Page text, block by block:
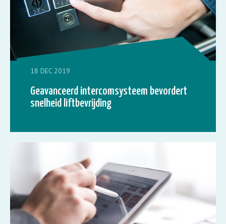
18 DEC 2019
Geavanceerd intercomsysteem bevordert
snelheid liftbevrijding